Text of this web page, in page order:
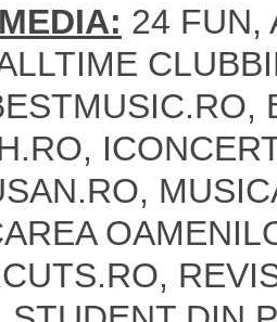
24 FUN,